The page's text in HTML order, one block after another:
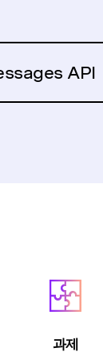
API
과제